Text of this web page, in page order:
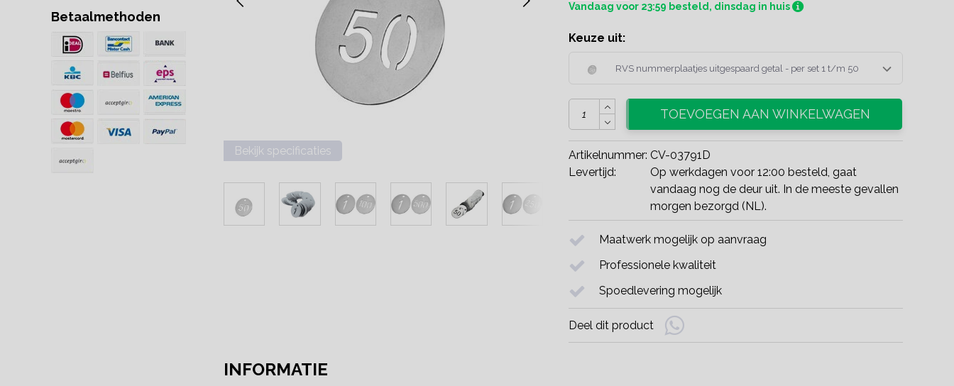
Betaalmethoden
Bekijk specificaties
Vandaag voor 23:59 besteld, dinsdag in huis
Keuze uit:
RVS nummerplaatjes uitgespaard getal - per set 1 t/m 50
TOEVOEGEN AAN WINKELWAGEN
Artikelnummer: CV-03791D
Levertijd:
Op werkdagen voor 12:00 besteld, gaat
vandaag nog de deur uit. In de meeste gevallen
morgen bezorgd (NL).
Maatwerk mogelijk op aanvraag
Professionele kwaliteit
Spoedlevering mogelijk
Deel dit product
INFORMATIE